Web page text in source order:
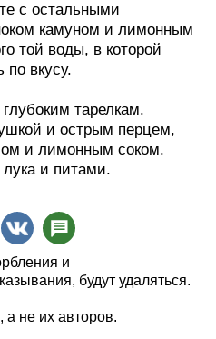
с остальными
камуном и лимонным
той воды, в которой
по вкусу.
тарелкам.
и острым перцем,
и лимонным соком.
и питами.
и
будут удаляться.
а не их авторов.